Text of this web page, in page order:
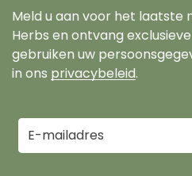
Meld u aan voor het laatste
Herbs en ontvang
gebruiken uw
in ons privacybeleid.